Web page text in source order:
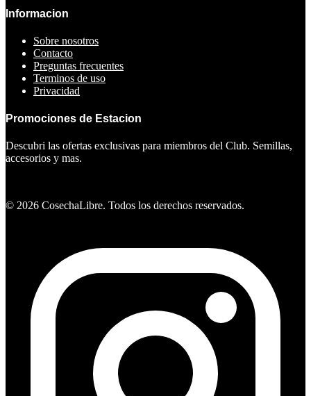
Informacion
Sobre nosotros
Contacto
Preguntas frecuentes
Terminos de uso
Privacidad
Promociones de Estacion
Descubri las ofertas exclusivas para miembros del Club. Semillas,
accesorios y mas.
© 2026 CosechaLibre. Todos los derechos reservados.